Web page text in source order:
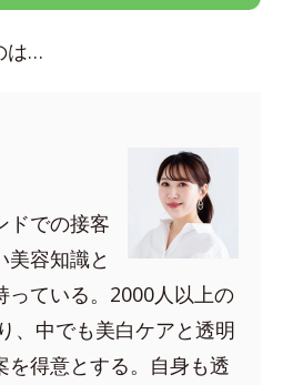
は…
ドでの接客
美容知識と
っている。2000人以上の
、中でも美白ケアと透明
を得意とする。自身も透